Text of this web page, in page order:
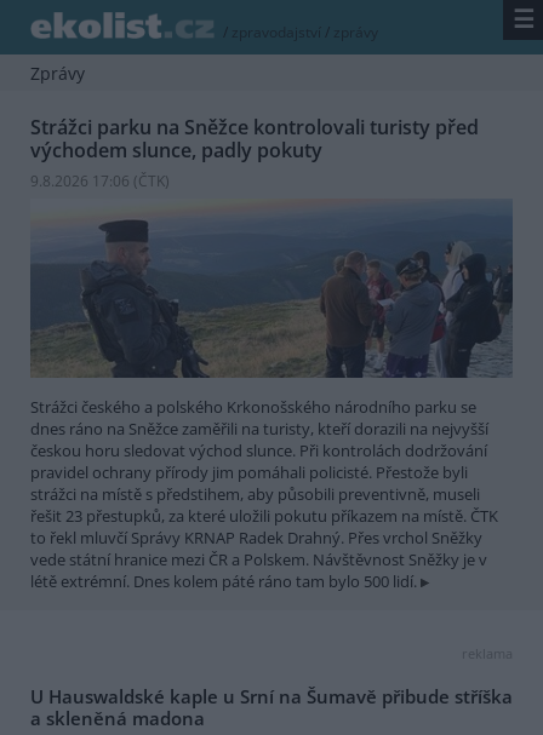
/ zpravodajství / zprávy ☰
Zprávy
Strážci parku na Sněžce kontrolovali turisty před
východem slunce, padly pokuty
9.8.2026 17:06 (ČTK)
Strážci českého a polského Krkonošského národního parku se
dnes ráno na Sněžce zaměřili na turisty, kteří dorazili na nejvyšší
českou horu sledovat východ slunce. Při kontrolách dodržování
pravidel ochrany přírody jim pomáhali policisté. Přestože byli
strážci na místě s předstihem, aby působili preventivně, museli
řešit 23 přestupků, za které uložili pokutu příkazem na místě. ČTK
to řekl mluvčí Správy KRNAP Radek Drahný. Přes vrchol Sněžky
vede státní hranice mezi ČR a Polskem. Návštěvnost Sněžky je v
létě extrémní. Dnes kolem páté ráno tam bylo 500 lidí.
reklama
U Hauswaldské kaple u Srní na Šumavě přibude stříška
a skleněná madona